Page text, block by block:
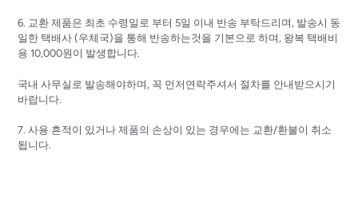
6. 교환 제품은 최초 수령일로 부터 5일 이내 반송 부탁드리며, 발송시 동
일한 택배사 (우체국)을 통해 반송하는것을 기본으로 하며, 왕복 택배비
용 10,000원이 발생합니다.
국내 사무실로 발송해야하며, 꼭 먼저연락주셔서 절차를 안내받으시기
바랍니다.
7. 사용 흔적이 있거나 제품의 손상이 있는 경우에는 교환/환불이 취소
됩니다.